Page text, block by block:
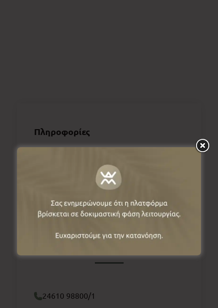
Πληροφορίες
Καθημερινά 08:30 – 15:30
Κανονικό 10€, μειωμένο 5€
* Η τιμή του μειωμένου εισιτηρίου ισχύει
μόνο για τους χειμερινούς μήνες
24610 98800/1